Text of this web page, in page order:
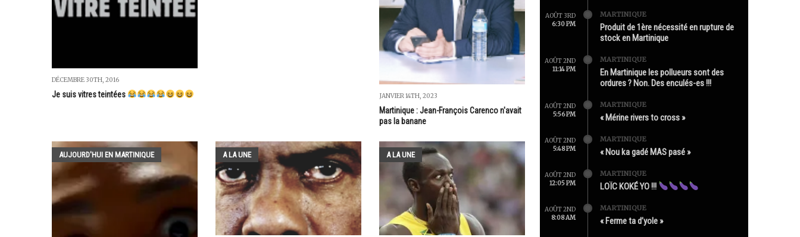
DÉCEMBRE 30TH, 2016
Je suis vitres teintées JANVIER 14TH, 2023
Martinique : Jean-François Carenco n'avait
pas la banane
AUJOURD'HUI EN MARTINIQUE A LA UNE A LA UNE
AOÛT 3RD
6:30 PM
MARTINIQUE
Produit de 1ère nécessité en rupture de
stock en Martinique
AOÛT 2ND
11:14 PM
MARTINIQUE
En Martinique les pollueurs sont des
ordures ? Non. Des enculés-es !!!
AOÛT 2ND
5:56 PM
MARTINIQUE
« Mérine rivers to cross »
AOÛT 2ND
5:48 PM
MARTINIQUE
« Nou ka gadé MAS pasé »
AOÛT 2ND
12:05 PM
MARTINIQUE
LOÏC KOKÉ YO !!!
AOÛT 2ND
8:08 AM
MARTINIQUE
« Ferme ta d’yole »